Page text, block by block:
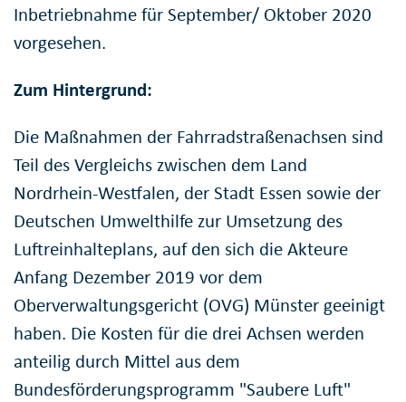
Inbetriebnahme für September/ Oktober 2020
vorgesehen.
Zum Hintergrund:
Die Maßnahmen der Fahrradstraßenachsen sind
Teil des Vergleichs zwischen dem Land
Nordrhein-Westfalen, der Stadt Essen sowie der
Deutschen Umwelthilfe zur Umsetzung des
Luftreinhalteplans, auf den sich die Akteure
Anfang Dezember 2019 vor dem
Oberverwaltungsgericht (OVG) Münster geeinigt
haben. Die Kosten für die drei Achsen werden
anteilig durch Mittel aus dem
Bundesförderungsprogramm "Saubere Luft"